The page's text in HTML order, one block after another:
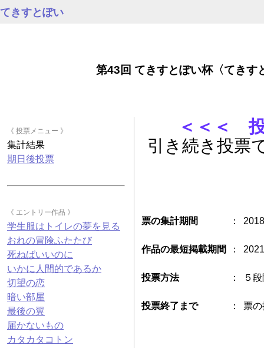
てきすとぽい
第43回 てきすとぽい杯〈てきす
《 投票メニュー 》
集計結果
期日後投票
《 エントリー作品 》
学生服はトイレの夢を見る
おれの冒険ふたたび
死ねばいいのに
いかに人間的であるか
切望の恋
暗い部屋
最後の翼
届かないもの
カタカタコトン
にて閉会とさせていただきたいと
作品ごとの感想ページをご使用く
たのですが参加者が少なくて。次
回第4回はぜひ参加してください
ね❤
時までとなります。
ぜひ投票にもご参加ください！
王木亡一朗
みなさん、お疲れ様でした。
ありがとうございました。
ポキール尻ピッタン
はーい！ お疲れ様でしたー！
てきすとぽい
第３回 文藝マガジン文戯杯
＜＜＜
引き続き投票
票の集計期間 ：
作品の最短掲載期間 ：
投票方法 ： ５
投票終了まで ： 票